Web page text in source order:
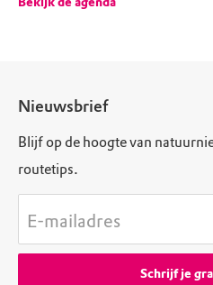
Nieuwsbrief
Blijf op de hoogte van
routetips.
E-mailadres
Schrijf je